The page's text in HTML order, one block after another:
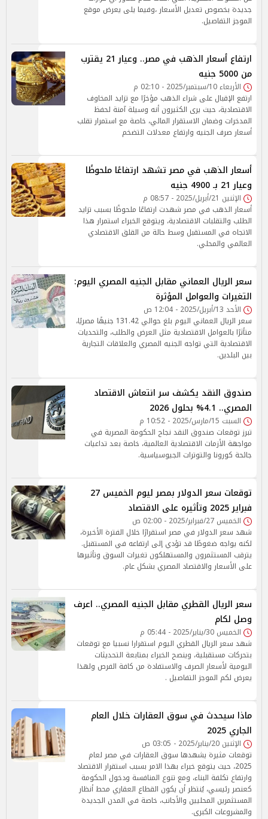
جديدة بخصوص تعديل الأسعار ،وفيما يلى يعرض موقع
الموجز التفاصيل.
ارتفاع أسعار الذهب في مصر.. وعيار 21 يقترب
من 5000 جنيه
الأربعاء 10/سبتمبر/2025 - 02:10 م
ارتفع الإقبال على شراء الذهب مؤخرًا مع تزايد المخاوف
الاقتصادية، حيث يرى الكثيرون أنه وسيلة آمنة لحفظ
المدخرات وضمان الاستقرار المالي، خاصة مع استمرار تقلب
أسعار صرف الجنيه وارتفاع معدلات التضخم
أسعار الذهب في مصر تشهد ارتفاعًا ملحوظًا
وعيار 21 بـ 4900 جنيه
الإثنين 21/أبريل/2025 - 08:57 م
أسعار الذهب في مصر شهدت ارتفاعًا ملحوظًا بسبب تزايد
الطلب والتقلبات الاقتصادية، ويتوقع الخبراء استمرار هذا
الاتجاه في المستقبل وسط حالة من القلق الاقتصادي
العالمي والمحلي.
سعر الريال العماني مقابل الجنيه المصري اليوم:
التغيرات والعوامل المؤثرة
الأحد 13/أبريل/2025 - 12:04 ص
سعر الريال العماني اليوم بلغ حوالي 131.42 جنيهًا مصريًا،
متأثرًا بالعوامل الاقتصادية مثل العرض والطلب، والتحديات
الاقتصادية التي تواجه الجنيه المصري والعلاقات التجارية
بين البلدين.
صندوق النقد يكشف سر انتعاش الاقتصاد
المصري.. 4.1% بحلول 2026
السبت 15/مارس/2025 - 10:52 م
تبرز توقعات صندوق النقد نجاح الحكومة المصرية في
مواجهة الأزمات الاقتصادية العالمية، خاصة بعد تداعيات
جائحة كورونا والتوترات الجيوسياسية.
توقعات سعر الدولار بمصر ليوم الخميس 27
فبراير 2025 وتأثيره على الاقتصاد
الخميس 27/فبراير/2025 - 02:00 ص
شهد سعر الدولار في مصر استقرارًا خلال الفترة الأخيرة،
لكنه يواجه ضغوطًا قد تؤدي إلى ارتفاعه في المستقبل.
يترقب المستثمرون والمستهلكون تغيرات السوق وتأثيرها
على الأسعار والاقتصاد المصري بشكل عام.
سعر الريال القطري مقابل الجنيه المصري.. اعرف
وصل لكام
الخميس 30/يناير/2025 - 05:44 م
شهد سعر الريال القطري اليوم استقرارا نسبيا مع توقعات
بتحركات مستقبلية، وينصح الخبراء بمتابعة التحديثات
اليومية لأسعار الصرف والاستفادة من كافة الفرص ولهذا
يعرض لكم الموجز التفاصيل .
ماذا سيحدث في سوق العقارات خلال العام
الجاري 2025
الإثنين 20/يناير/2025 - 03:05 ص
توقعات مثيرة يشهدها سوق العقارات في مصر لعام
2025، حيث يتوقع خبراء بهذا الامر بسبب استقرار الاقتصاد
وارتفاع تكلفة البناء، ومع تنوع المنافسة ودخول الحكومة
كعنصر رئيسي، يُنتظر أن يكون القطاع العقاري محط أنظار
المستثمرين المحليين والأجانب، خاصة في المدن الجديدة
والمشروعات الكبرى.